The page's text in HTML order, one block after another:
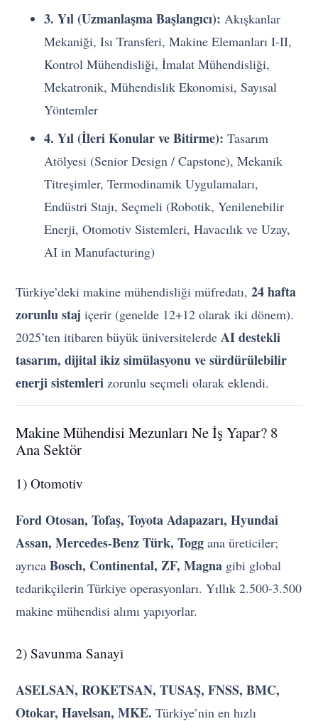
3. Yıl (Uzmanlaşma Başlangıcı): Akışkanlar
Mekaniği, Isı Transferi, Makine Elemanları I-II,
Kontrol Mühendisliği, İmalat Mühendisliği,
Mekatronik, Mühendislik Ekonomisi, Sayısal
Yöntemler
4. Yıl (İleri Konular ve Bitirme): Tasarım
Atölyesi (Senior Design / Capstone), Mekanik
Titreşimler, Termodinamik Uygulamaları,
Endüstri Stajı, Seçmeli (Robotik, Yenilenebilir
Enerji, Otomotiv Sistemleri, Havacılık ve Uzay,
AI in Manufacturing)
Türkiye’deki makine mühendisliği müfredatı,24 hafta
zorunlu staj içerir (genelde 12+12 olarak iki dönem).
2025’ten itibaren büyük üniversitelerdeAI destekli
tasarım, dijital ikiz simülasyonu ve sürdürülebilir
enerji sistemleri zorunlu seçmeli olarak eklendi.
Makine Mühendisi Mezunları Ne İş Yapar? 8
Ana Sektör
1) Otomotiv
Ford Otosan, Tofaş, Toyota Adapazarı, Hyundai
Assan, Mercedes-Benz Türk, Togg ana üreticiler;
ayrıcaBosch, Continental, ZF, Magna gibi global
tedarikçilerin Türkiye operasyonları. Yıllık 2.500-3.500
makine mühendisi alımı yapıyorlar.
2) Savunma Sanayi
ASELSAN, ROKETSAN, TUSAŞ, FNSS, BMC,
Otokar, Havelsan, MKE. Türkiye’nin en hızlı